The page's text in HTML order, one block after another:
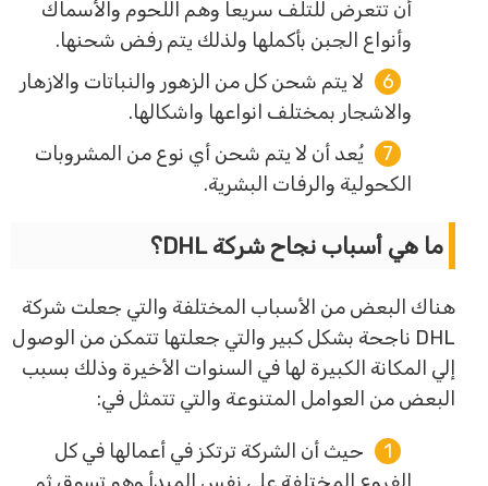
أن تتعرض للتلف سريعاً وهم اللحوم والأسماك
وأنواع الجبن بأكملها ولذلك يتم رفض شحنها.
لا يتم شحن كل من الزهور والنباتات والازهار
والاشجار بمختلف انواعها واشكالها.
يُعد أن لا يتم شحن أي نوع من المشروبات
الكحولية والرفات البشرية.
ما هي أسباب نجاح شركة DHL؟
هناك البعض من الأسباب المختلفة والتي جعلت شركة
DHL ناجحة بشكل كبير والتي جعلتها تتمكن من الوصول
إلي المكانة الكبيرة لها في السنوات الأخيرة وذلك بسبب
البعض من العوامل المتنوعة والتي تتمثل في:
حيث أن الشركة ترتكز في أعمالها في كل